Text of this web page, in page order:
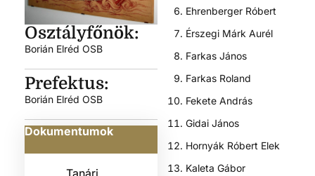
Osztályfőnök:
Borián Elréd OSB
Prefektus:
Borián Elréd OSB
Dokumentumok
Ehrenberger Róbert
Érszegi Márk Aurél
Farkas János
Farkas Roland
Fekete András
Gidai János
Hornyák Róbert Elek
Kaleta Gábor